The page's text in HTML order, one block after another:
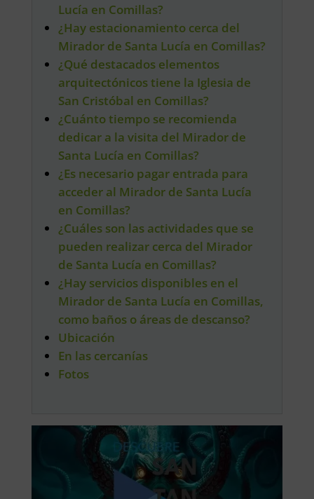
Lucía en Comillas?
¿Hay estacionamiento cerca del
Mirador de Santa Lucía en Comillas?
¿Qué destacados elementos
arquitectónicos tiene la Iglesia de
San Cristóbal en Comillas?
¿Cuánto tiempo se recomienda
dedicar a la visita del Mirador de
Santa Lucía en Comillas?
¿Es necesario pagar entrada para
acceder al Mirador de Santa Lucía
en Comillas?
¿Cuáles son las actividades que se
pueden realizar cerca del Mirador
de Santa Lucía en Comillas?
¿Hay servicios disponibles en el
Mirador de Santa Lucía en Comillas,
como baños o áreas de descanso?
Ubicación
En las cercanías
Fotos